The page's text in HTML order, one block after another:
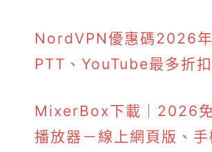
NordVPN優惠碼2026年
PTT、YouTube最多折扣
MixerBox下載｜2026
播放器－線上網頁版、手